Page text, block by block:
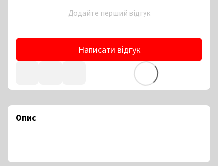
Додайте перший відгук
Написати відгук
Опис